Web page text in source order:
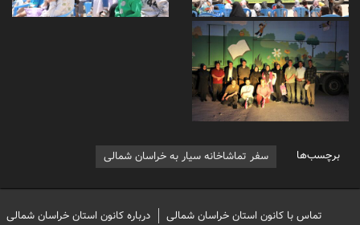
برچسب‌ها سفر تماشاخانه سیار به خراسان شمالی
تماس با کانون استان خراسان شمالی درباره کانون استان خراسان شمالی